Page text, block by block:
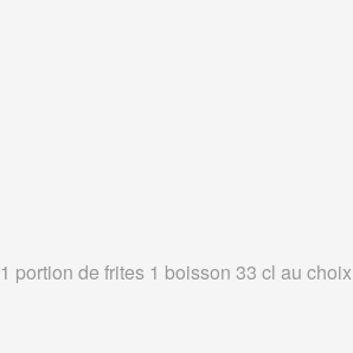
1 portion de frites 1 boisson 33 cl au choix